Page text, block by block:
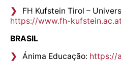
FH Kufstein Tirol –
https://www.fh-
BRASIL
Ánima Educação: https://